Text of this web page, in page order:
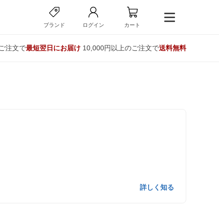
ブランド ログイン カート
注文で最短翌日にお届け10,000円以上のご注文で送料無料
詳しく知る